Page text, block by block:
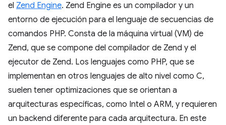
el Zend Engine. Zend Engine es un compilador y un
entorno de ejecución para el lenguaje de secuencias de
comandos PHP. Consta de la máquina virtual (VM) de
Zend, que se compone del compilador de Zend y el
ejecutor de Zend. Los lenguajes como PHP, que se
implementan en otros lenguajes de alto nivel como C,
suelen tener optimizaciones que se orientan a
arquitecturas específicas, como Intel o ARM, y requieren
un backend diferente para cada arquitectura. En este